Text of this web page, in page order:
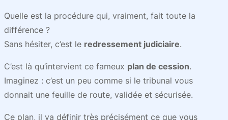
Quelle est la procédure qui, vraiment, fait toute la
différence ?
Sans hésiter, c’est le redressement judiciaire.
C’est là qu’intervient ce fameux plan de cession.
Imaginez : c’est un peu comme si le tribunal vous
donnait une feuille de route, validée et sécurisée.
Ce plan, il va définir très précisément ce que vous